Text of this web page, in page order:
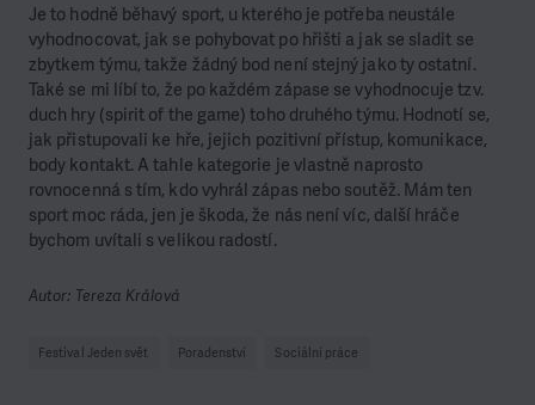
Je to hodně běhavý sport, u kterého je potřeba neustále
vyhodnocovat, jak se pohybovat po hřišti a jak se sladit se
zbytkem týmu, takže žádný bod není stejný jako ty ostatní.
Také se mi líbí to, že po každém zápase se vyhodnocuje tzv.
duch hry (spirit of the game) toho druhého týmu. Hodnotí se,
jak přistupovali ke hře, jejich pozitivní přístup, komunikace,
body kontakt. A tahle kategorie je vlastně naprosto
rovnocenná s tím, kdo vyhrál zápas nebo soutěž. Mám ten
sport moc ráda, jen je škoda, že nás není víc, další hráče
bychom uvítali s velikou radostí.
Autor: Tereza Králová
Festival Jeden svět Poradenství Sociální práce